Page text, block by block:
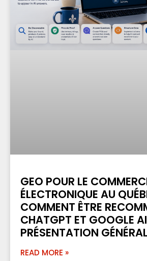
GEO POUR LE
ÉLECTRONIQUE AU
COMMENT ÊTRE
CHATGPT ET GOOGLE
PRÉSENTATION
READ MORE »